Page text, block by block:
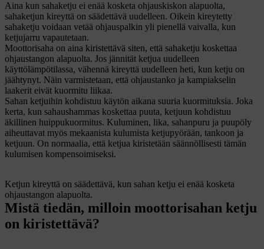
Aina kun sahaketju ei enää kosketa ohjauskiskon alapuolta,
sahaketjun kireyttä on säädettävä uudelleen. Oikein kireytetty
sahaketju voidaan vetää ohjauspalkin yli pienellä vaivalla, kun
ketjujarru vapautetaan.
Moottorisaha on aina kiristettävä siten, että sahaketju koskettaa
ohjaustangon alapuolta. Jos jännität ketjua uudelleen
käyttölämpötilassa, vähennä kireyttä uudelleen heti, kun ketju on
jäähtynyt. Näin varmistetaan, että ohjaustanko ja kampiakselin
laakerit eivät kuormitu liikaa.
Sahan ketjuihin kohdistuu käytön aikana suuria kuormituksia. Joka
kerta, kun sahaushammas koskettaa puuta, ketjuun kohdistuu
äkillinen huippukuormitus. Kuluminen, lika, sahanpuru ja puupöly
aiheuttavat myös mekaanista kulumista ketjupyörään, tankoon ja
ketjuun. On normaalia, että ketjua kiristetään säännöllisesti tämän
kulumisen kompensoimiseksi.
Ketjun kireyttä on säädettävä, kun sahan ketju ei enää kosketa
ohjaustangon alapuolta.
Mistä tiedän, milloin moottorisahan ketju
on kiristettävä?